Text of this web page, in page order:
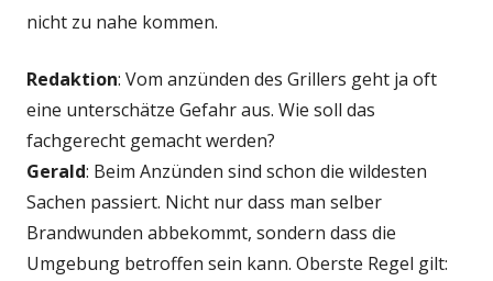
nicht zu nahe kommen.
Redaktion: Vom anzünden des Grillers geht ja oft
eine unterschätze Gefahr aus. Wie soll das
fachgerecht gemacht werden?
Gerald: Beim Anzünden sind schon die wildesten
Sachen passiert. Nicht nur dass man selber
Brandwunden abbekommt, sondern dass die
Umgebung betroffen sein kann. Oberste Regel gilt: